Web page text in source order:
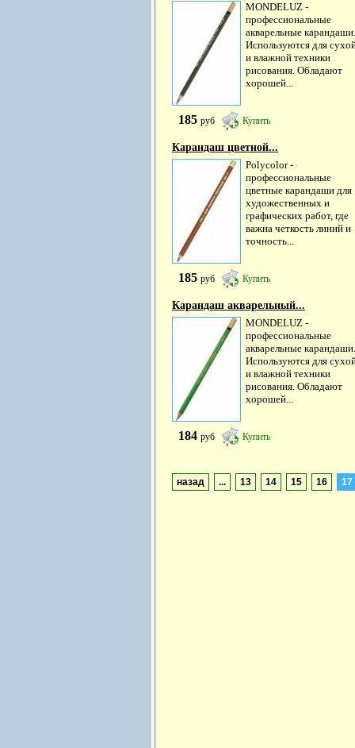
MONDELUZ -
профессиональные
акварельные карандаши.
Используются для
и влажной техники
рисования. Обладают
хорошей...
185 руб Купить
Карандаш цветной...
Polycolor -
профессиональные
цветные карандаши для
художественных и
графических работ, где
важна четкость линий и
точность...
185 руб Купить
Карандаш акварельный...
MONDELUZ -
профессиональные
акварельные карандаши.
Используются для
и влажной техники
рисования. Обладают
хорошей...
184 руб Купить
назад ... 13 14 15 16 17